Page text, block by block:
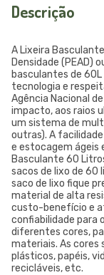
Descrição
A Lixeira
Densidade (PEAD)
basculantes de
tecnologia e
Agência Nacional
impacto, aos raios
um sistema de
outras). A
e estocagem ágeis
Basculante 60
sacos de lixo de 60
saco de lixo fique
material de alta
custo-benefício e
confiabilidade para
diferentes cores,
materiais. As cores
plásticos, papéis,
recicláveis, etc.